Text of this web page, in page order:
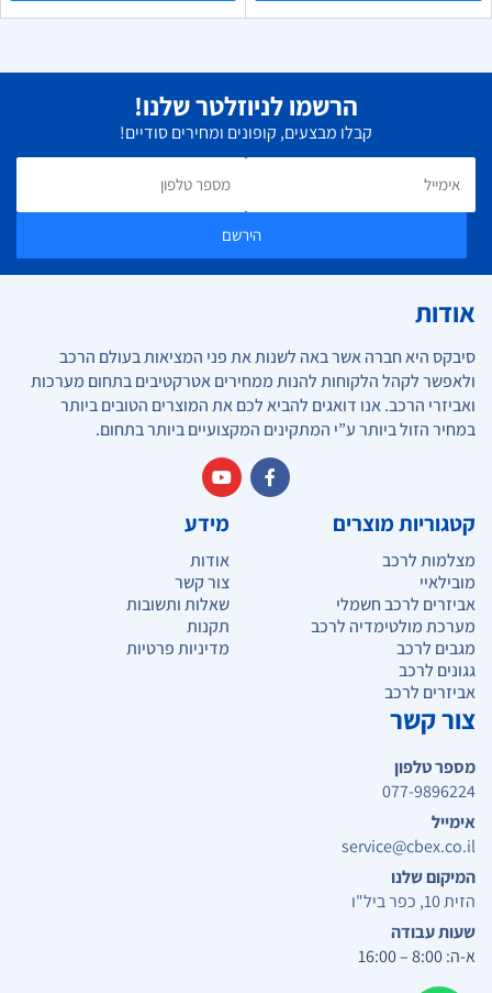
הרשמו לניוזלטר שלנו!
קבלו מבצעים, קופונים ומחירים סודיים!
הירשם
אודות
סיבקס היא חברה אשר באה לשנות את פני המציאות בעולם הרכב
ולאפשר לקהל הלקוחות להנות ממחירים אטרקטיבים בתחום מערכות
ואביזרי הרכב. אנו דואגים להביא לכם את המוצרים הטובים ביותר
במחיר הזול ביותר ע”י המתקינים המקצועיים ביותר בתחום.
קטגוריות מוצרים
מצלמות לרכב
מובילאיי
אביזרים לרכב חשמלי
מערכת מולטימדיה לרכב
מגבים לרכב
גגונים לרכב
אביזרים לרכב
מידע
אודות
צור קשר
שאלות ותשובות
תקנות
מדיניות פרטיות
צור קשר
מספר טלפון
077-9896224
אימייל
service@cbex.co.il
המיקום שלנו
הזית 10, כפר ביל"ו
שעות עבודה
א-ה: 8:00 – 16:00